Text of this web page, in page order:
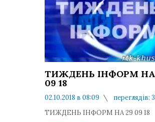
ТИЖДЕНЬ ІНФОРМ НА
09 18
02.10.2018 в 08:09
переглядів:
ТИЖДЕНЬ ІНФОРМ НА 29 09 18